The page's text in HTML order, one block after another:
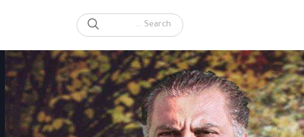
Search for:
SEARCH